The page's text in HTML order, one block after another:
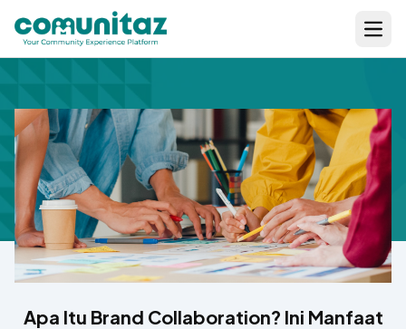
Apa Itu Brand Collaboration? Ini Manfaat